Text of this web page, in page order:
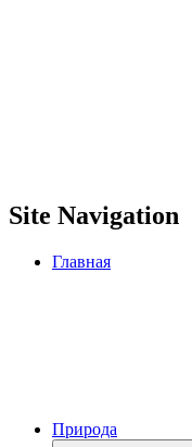
Site Navigation
Главная
Природа